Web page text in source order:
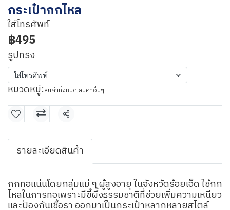
กระเป๋ากกไหล
ใส่โทรศัพท์
฿495
รูปทรง
ใส่โทรศัพท์
หมวดหมู่:สินค้าทั้งหมด,สินค้าอื่นๆ
แชร์
รายละเอียดสินค้า
กกทอแน่นโดยกลุ่มแม่ ๆ ผู้สูงอายุ ในจังหวัดร้อยเอ็ด ใช้กก
ไหลในการทอเพราะมีขี้ผึ้งธรรมชาติที่ช่วยเพิ่มความเหนียว
และป้องกันเชื้อรา ออกมาเป็นกระเป๋าหลากหลายสไตล์